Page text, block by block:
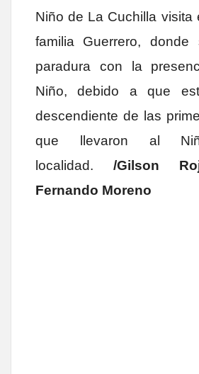
Niño de La Cuchilla visita
familia Guerrero,
paradura con la
Niño, debido a que
descendiente de las
que llevaron al
localidad. /Gilson
Fernando Moreno